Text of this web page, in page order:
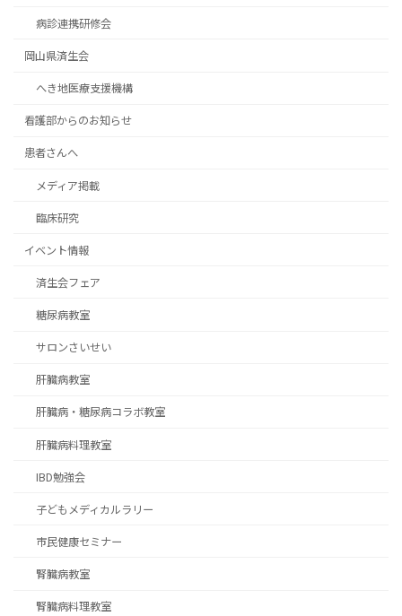
病診連携研修会
岡山県済生会
へき地医療支援機構
看護部からのお知らせ
患者さんへ
メディア掲載
臨床研究
イベント情報
済生会フェア
糖尿病教室
サロンさいせい
肝臓病教室
肝臓病・糖尿病コラボ教室
肝臓病料理教室
IBD勉強会
子どもメディカルラリー
市民健康セミナー
腎臓病教室
腎臓病料理教室